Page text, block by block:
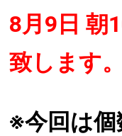
8月9日 朝
致します。
※今回は